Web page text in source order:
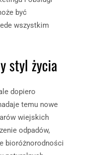
być
wszystkim
styl życia
dopiero
temu nowe
wiejskich
odpadów,
bioróżnorodności